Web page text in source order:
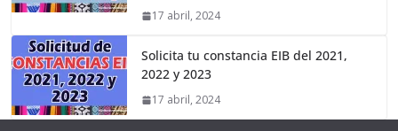
17 abril, 2024
Solicita tu constancia EIB del 2021,
2022 y 2023
17 abril, 2024